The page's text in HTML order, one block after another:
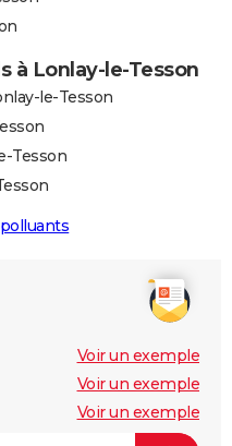
à Lonlay-le-Tesson
le-Tesson
Tesson
Voir un exemple
Voir un exemple
Voir un exemple